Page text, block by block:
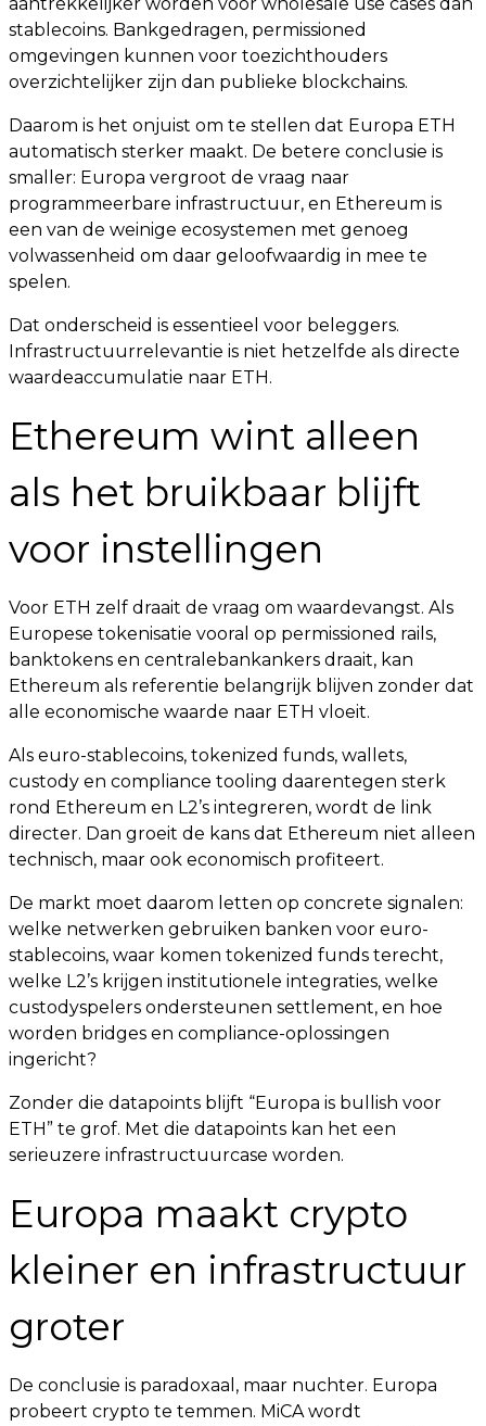
stablecoins. Bankgedragen, permissioned
omgevingen kunnen voor toezichthouders
overzichtelijker zijn dan publieke blockchains.
Daarom is het onjuist om te stellen dat Europa ETH
automatisch sterker maakt. De betere conclusie is
smaller: Europa vergroot de vraag naar
programmeerbare infrastructuur, en Ethereum is
een van de weinige ecosystemen met genoeg
volwassenheid om daar geloofwaardig in mee te
spelen.
Dat onderscheid is essentieel voor beleggers.
Infrastructuurrelevantie is niet hetzelfde als directe
waardeaccumulatie naar ETH.
Ethereum wint alleen
als het bruikbaar blijft
voor instellingen
Voor ETH zelf draait de vraag om waardevangst. Als
Europese tokenisatie vooral op permissioned rails,
banktokens en centralebankankers draait, kan
Ethereum als referentie belangrijk blijven zonder dat
alle economische waarde naar ETH vloeit.
Als euro-stablecoins, tokenized funds, wallets,
custody en compliance tooling daarentegen sterk
rond Ethereum en L2’s integreren, wordt de link
directer. Dan groeit de kans dat Ethereum niet alleen
technisch, maar ook economisch profiteert.
De markt moet daarom letten op concrete signalen:
welke netwerken gebruiken banken voor euro-
stablecoins, waar komen tokenized funds terecht,
welke L2’s krijgen institutionele integraties, welke
custodyspelers ondersteunen settlement, en hoe
worden bridges en compliance-oplossingen
ingericht?
Zonder die datapoints blijft “Europa is bullish voor
ETH” te grof. Met die datapoints kan het een
serieuzere infrastructuurcase worden.
Europa maakt crypto
kleiner en infrastructuur
groter
De conclusie is paradoxaal, maar nuchter. Europa
probeert crypto te temmen. MiCA wordt